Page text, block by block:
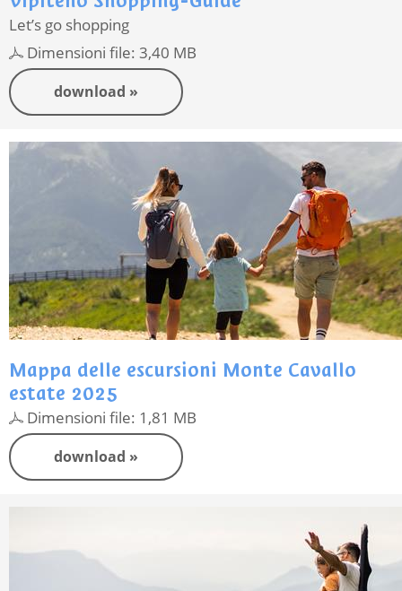
Let’s go shopping
Dimensioni file: 3,40 MB
download »
Mappa delle escursioni Monte Cavallo
estate 2025
Dimensioni file: 1,81 MB
download »